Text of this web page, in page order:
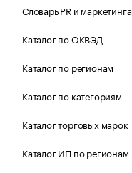
Словарь PR и маркетинга
Каталог по ОКВЭД
Каталог по регионам
Каталог по категориям
Каталог торговых марок
Каталог ИП по регионам